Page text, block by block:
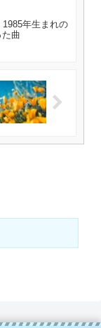
年生まれの
曲